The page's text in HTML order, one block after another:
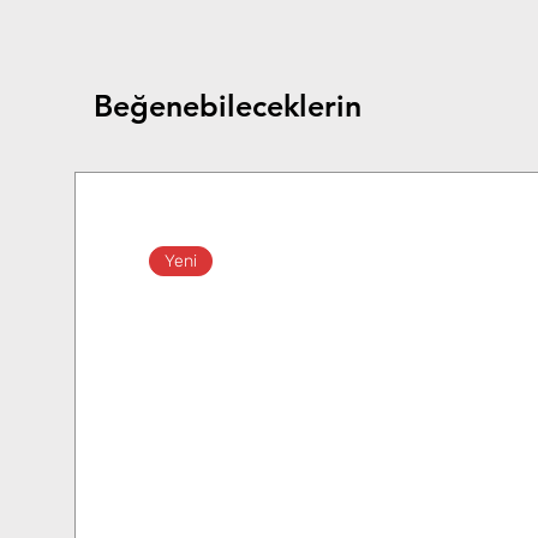
Beğenebileceklerin
Yeni